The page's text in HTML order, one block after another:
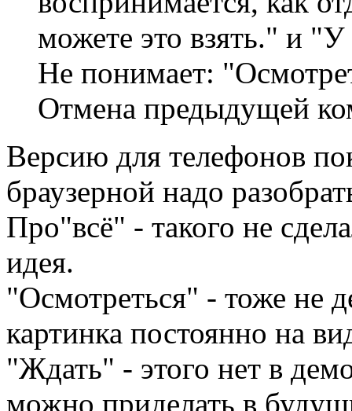
можете это взять." и
Не понимает:
Отмена предыдущей
Версию для телефонов
браузерной надо
Про"всё" - такого не
идея.
"Осмотреться" - тоже не
картинка постоянно на
"Ждать" - этого нет в
можно приделать в